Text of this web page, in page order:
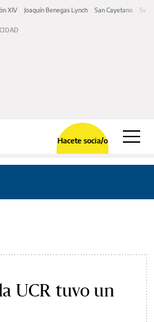
XIV Joaquín Benegas Lynch San Cayetano
Hacete socia/o
UCR tuvo un